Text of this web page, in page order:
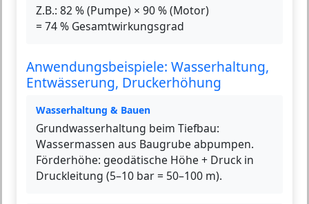
Z.B.: 82 % (Pumpe) × 90 % (Motor)
= 74 % Gesamtwirkungsgrad
Anwendungsbeispiele: Wasserhaltung,
Entwässerung, Druckerhöhung
Wasserhaltung & Bauen
Grundwasserhaltung beim Tiefbau:
Wassermassen aus Baugrube abpumpen.
Förderhöhe: geodätische Höhe + Druck in
Druckleitung (5–10 bar = 50–100 m).